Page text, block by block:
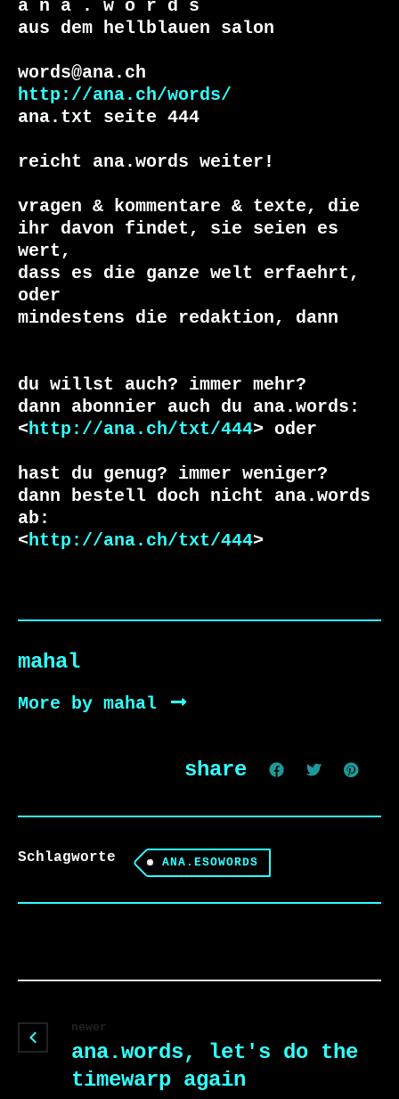
a n a . w o r d s
aus dem hellblauen salon
http://ana.ch/words/
ana.txt seite 444
reicht ana.words weiter!
vragen & kommentare & texte, die
ihr davon findet, sie seien es
wert,
dass es die ganze welt erfaehrt,
oder
du willst auch? immer mehr?
dann abonnier auch du ana.words:
<http://ana.ch/txt/444> oder
hast du genug? immer weniger?
dann bestell doch nicht ana.words
ab:
<http://ana.ch/txt/444>
mahal
More by mahal
share
Schlagworte ANA.ESOWORDS
newer
ana.words, let's do the
timewarp again